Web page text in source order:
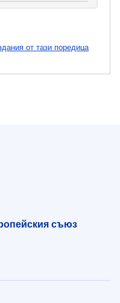
от тази поредица
съюз
съюз